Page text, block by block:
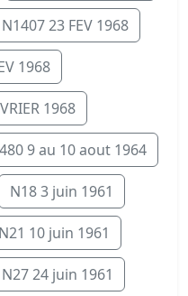
N1407 23 FEV 1968
1968
1968
9 au 10 aout 1964
N18 3 juin 1961
N21 10 juin 1961
N27 24 juin 1961